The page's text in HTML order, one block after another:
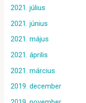
2021. július
2021. június
2021. május
2021. április
2021. március
2019. december